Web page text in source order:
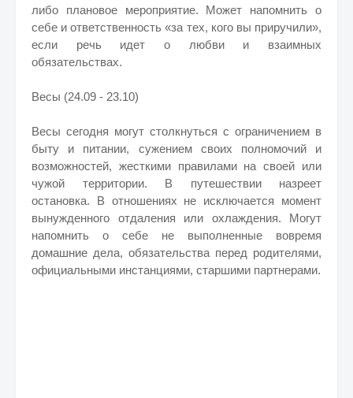
либо плановое мероприятие. Может напомнить о
себе и ответственность «за тех, кого вы приручили»,
если речь идет о любви и взаимных
обязательствах.
Весы (24.09 - 23.10)
Весы сегодня могут столкнуться с ограничением в
быту и питании, сужением своих полномочий и
возможностей, жесткими правилами на своей или
чужой территории. В путешествии назреет
остановка. В отношениях не исключается момент
вынужденного отдаления или охлаждения. Могут
напомнить о себе не выполненные вовремя
домашние дела, обязательства перед родителями,
официальными инстанциями, старшими партнерами.